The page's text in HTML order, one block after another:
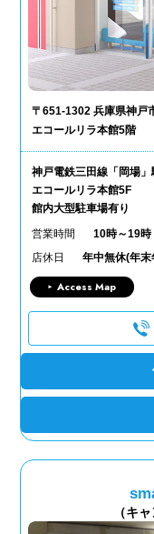
〒651-1302 兵庫県神戸
エコールリラ本館5階
神戸電鉄三田線「岡場
エコールリラ本館5F
館内大型駐車場有り
営業時間
10時～19時
店休日
年中無休(年
Access Map
（キ